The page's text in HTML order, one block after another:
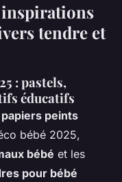
inspirations
tendre et
: pastels,
éducatifs
papiers peints
bébé 2025,
bébé et les
pour bébé